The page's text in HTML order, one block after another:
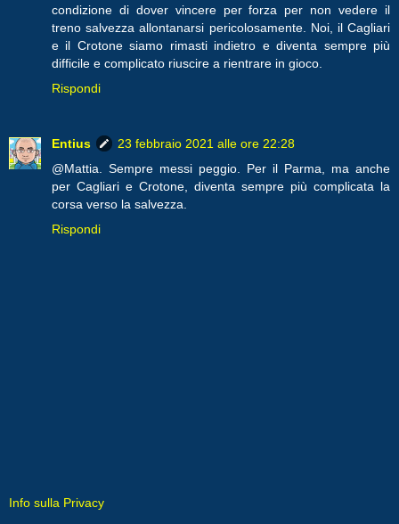
condizione di dover vincere per forza per non vedere il
treno salvezza allontanarsi pericolosamente. Noi, il Cagliari
e il Crotone siamo rimasti indietro e diventa sempre più
difficile e complicato riuscire a rientrare in gioco.
Rispondi
Entius
23 febbraio 2021 alle ore 22:28
@Mattia. Sempre messi peggio. Per il Parma, ma anche
per Cagliari e Crotone, diventa sempre più complicata la
corsa verso la salvezza.
Rispondi
Info sulla Privacy